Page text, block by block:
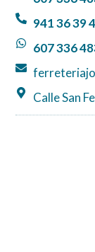
941 36 39
607 336
Calle San